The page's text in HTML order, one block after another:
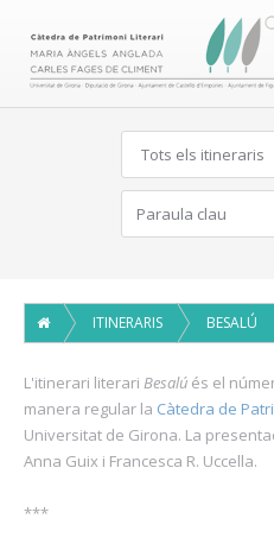
Tots els itineraris
ITINERARIS BESALÚ
L'itinerari literari Besalú és el
manera regular la Càtedra de
Universitat de Girona. La
Anna Guix i Francesca R. Uccella.
***